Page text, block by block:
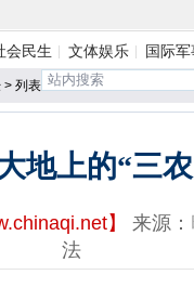
会民生 文体娱乐 国际
> 列表
地上的“三
】 来源：
法